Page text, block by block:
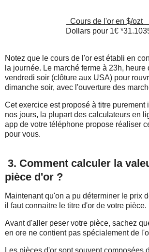
Cours de l'or en $/ozt
Dollars pour 1€
Notez que le cours de l'or est établi en
la journée. Le marché ferme à 23h, heure
vendredi soir (clôture aux USA) pour
dimanche soir, avec l'ouverture des
Cet exercice est proposé à titre purement
nos jours, la plupart des calculateurs en
app de votre téléphone propose réaliser
pour vous.
3. Comment calculer la
pièce d'or ?
Maintenant qu'on a pu déterminer le prix
il faut connaitre le titre d'or de votre pièce.
Avant d'aller peser votre pièce, sachez
en ore ne contient pas spécialement de
Les pièces d'or sont souvent composées